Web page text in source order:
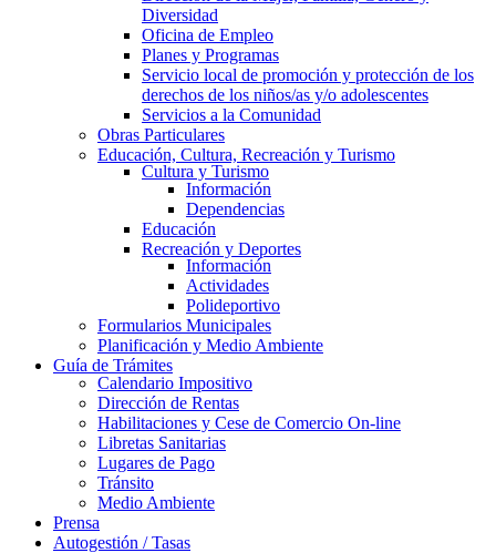
Diversidad
Oficina de Empleo
Planes y Programas
Servicio local de promoción y protección de los
derechos de los niños/as y/o adolescentes
Servicios a la Comunidad
Obras Particulares
Educación, Cultura, Recreación y Turismo
Cultura y Turismo
Información
Dependencias
Educación
Recreación y Deportes
Información
Actividades
Polideportivo
Formularios Municipales
Planificación y Medio Ambiente
Guía de Trámites
Calendario Impositivo
Dirección de Rentas
Habilitaciones y Cese de Comercio On-line
Libretas Sanitarias
Lugares de Pago
Tránsito
Medio Ambiente
Prensa
Autogestión / Tasas